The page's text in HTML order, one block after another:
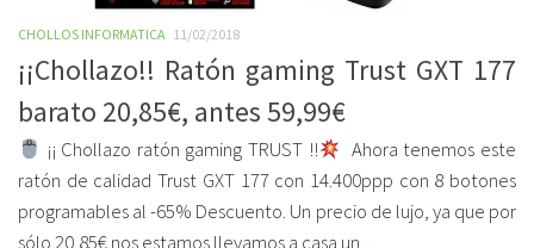
CHOLLOS INFORMATICA 11/02/2018
¡¡Chollazo!! Ratón gaming Trust GXT 177
barato 20,85€, antes 59,99€
¡¡ Chollazo ratón gaming TRUST !!
Ahora tenemos este
ratón de calidad Trust GXT 177 con 14.400ppp con 8 botones
programables al -65% Descuento. Un precio de lujo, ya que por
sólo 20,85€ nos estamos llevamos a casa un...